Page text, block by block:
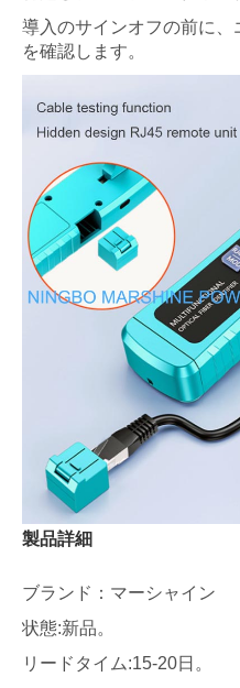
導入のサインオフの前に
を確認します。
製品詳細
ブランド：マーシャイン
状態:新品。
リードタイム:15-20日。